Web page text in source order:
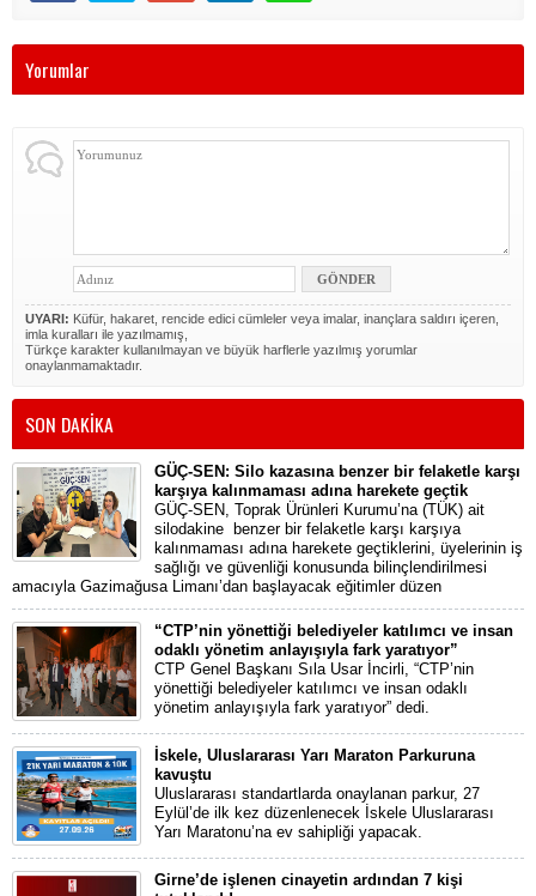
Yorumlar
UYARI: Küfür, hakaret, rencide edici cümleler veya imalar, inançlara saldırı içeren,
imla kuralları ile yazılmamış,
Türkçe karakter kullanılmayan ve büyük harflerle yazılmış yorumlar
onaylanmamaktadır.
SON DAKİKA
GÜÇ-SEN: Silo kazasına benzer bir felaketle karşı
karşıya kalınmaması adına harekete geçtik
GÜÇ-SEN, Toprak Ürünleri Kurumu’na (TÜK) ait
silodakine benzer bir felaketle karşı karşıya
kalınmaması adına harekete geçtiklerini, üyelerinin iş
sağlığı ve güvenliği konusunda bilinçlendirilmesi
amacıyla Gazimağusa Limanı’dan başlayacak eğitimler düzen
“CTP’nin yönettiği belediyeler katılımcı ve insan
odaklı yönetim anlayışıyla fark yaratıyor”
CTP Genel Başkanı Sıla Usar İncirli, “CTP’nin
yönettiği belediyeler katılımcı ve insan odaklı
yönetim anlayışıyla fark yaratıyor” dedi.
İskele, Uluslararası Yarı Maraton Parkuruna
kavuştu
Uluslararası standartlarda onaylanan parkur, 27
Eylül’de ilk kez düzenlenecek İskele Uluslararası
Yarı Maratonu’na ev sahipliği yapacak.
Girne’de işlenen cinayetin ardından 7 kişi